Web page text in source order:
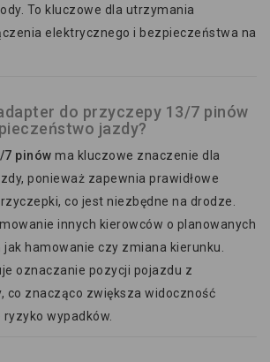
To kluczowe dla utrzymania
elektrycznego i bezpieczeństwa na
do przyczepy 13/7 pinów
jazdy?
7 pinów ma kluczowe znaczenie dla
ponieważ zapewnia prawidłowe
co jest niezbędne na drodze.
innych kierowców o planowanych
hamowanie czy zmiana kierunku.
oznaczanie pozycji pojazdu z
co znacząco zwiększa widoczność
wypadków.